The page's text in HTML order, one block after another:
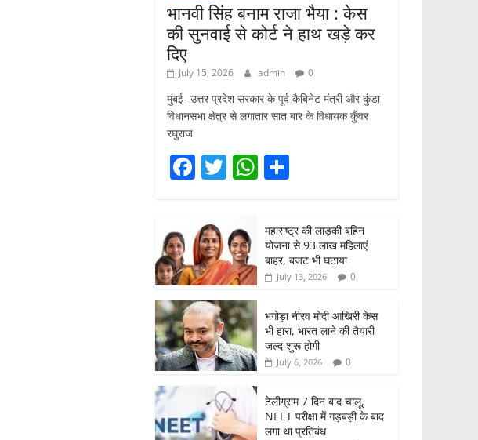
भानवी सिंह बनाम राजा भैया : केस
की सुनवाई से कोर्ट ने हाथ खड़े कर
दिए
July 15, 2026 admin 0
मुंबई- उत्तर प्रदेश सरकार के पूर्व कैबिनेट मंत्री और कुंडा
विधानसभा क्षेत्र से लगातार सात बार के विधायक कुँवर
रघुराज
F
c
e
b
o
o
k
T
er
W
s
A
p
p
ar
e
महाराष्ट्र की लाड़की बहिन
योजना से 93 लाख महिलाएं
बाहर, बजट भी घटाया
July 13, 2026 0
भगोड़ा नीरव मोदी आखिरी केस
भी हारा, भारत लाने की तैयारी
जल्द शुरू होगी
July 6, 2026 0
टेलीग्राम 7 दिन बाद चालू,
NEET परीक्षा में गड़बड़ी के बाद
लगा था प्रतिबंध